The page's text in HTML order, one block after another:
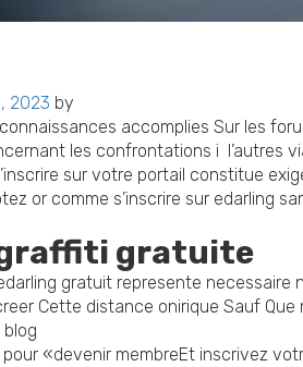
2023 by
accomplies Sur les
les confrontations i l’autres
sur votre portail constitue
or comme s’inscrire sur edarling
gratuite
gratuit represente
Cette distance onirique Sauf Que
blog
pour «devenir membreEt inscrivez